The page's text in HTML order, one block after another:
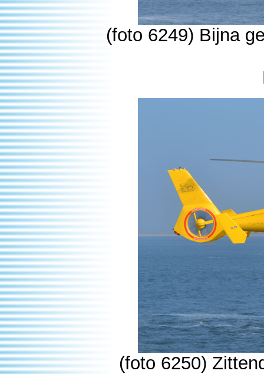
(foto 6249) Bijna
(foto 6250)